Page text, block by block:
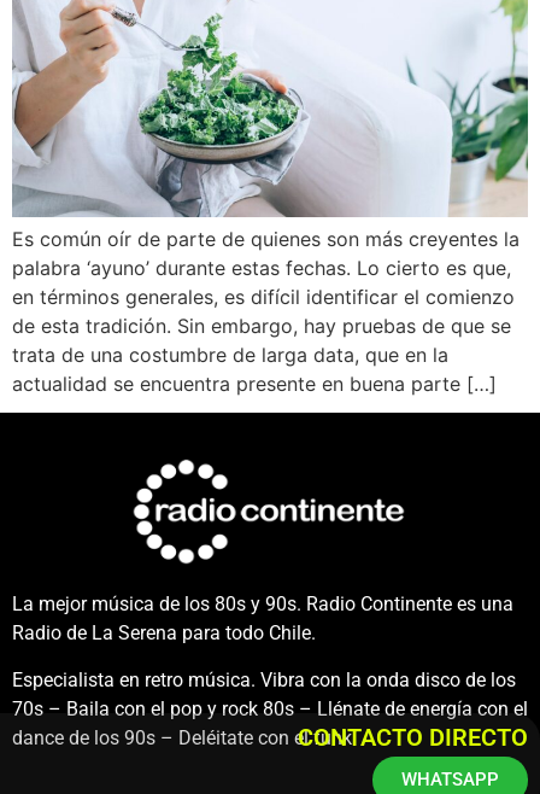
Es común oír de parte de quienes son más creyentes la
palabra ‘ayuno’ durante estas fechas. Lo cierto es que,
en términos generales, es difícil identificar el comienzo
de esta tradición. Sin embargo, hay pruebas de que se
trata de una costumbre de larga data, que en la
actualidad se encuentra presente en buena parte […]
La mejor música de los 80s y 90s. Radio Continente es una
Radio de La Serena para todo Chile.
Especialista en retro música. Vibra con la onda disco de los
70s – Baila con el pop y rock 80s – Llénate de energía con el
dance de los 90s – Deléitate con el funk.CONTACTO DIRECTO
WHATSAPP